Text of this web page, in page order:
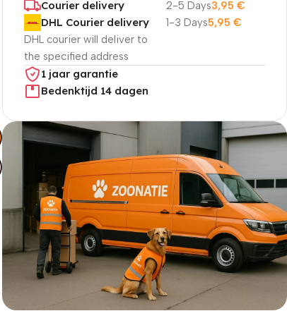
Courier delivery
2-5 Days3,95€
DHL Courier delivery
DHL courier will deliver to
the specified address
1-3 Days5,95€
1 jaar garantie
Bedenktijd 14 dagen